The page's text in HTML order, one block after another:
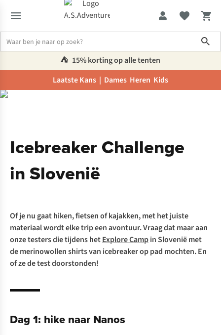
⛺️ 15% korting op alle tenten
Laatste Kans | Dames Heren Kids
Icebreaker Challenge
in Slovenië
Of je nu gaat hiken, fietsen of kajakken, met het juiste
materiaal wordt elke trip een avontuur. Vraag dat maar aan
onze testers die tijdens hetExplore Campin Slovenië met
de merinowollen shirts van icebreakerop pad mochten. En
of ze de test doorstonden!
Dag 1: hike naar Nanos